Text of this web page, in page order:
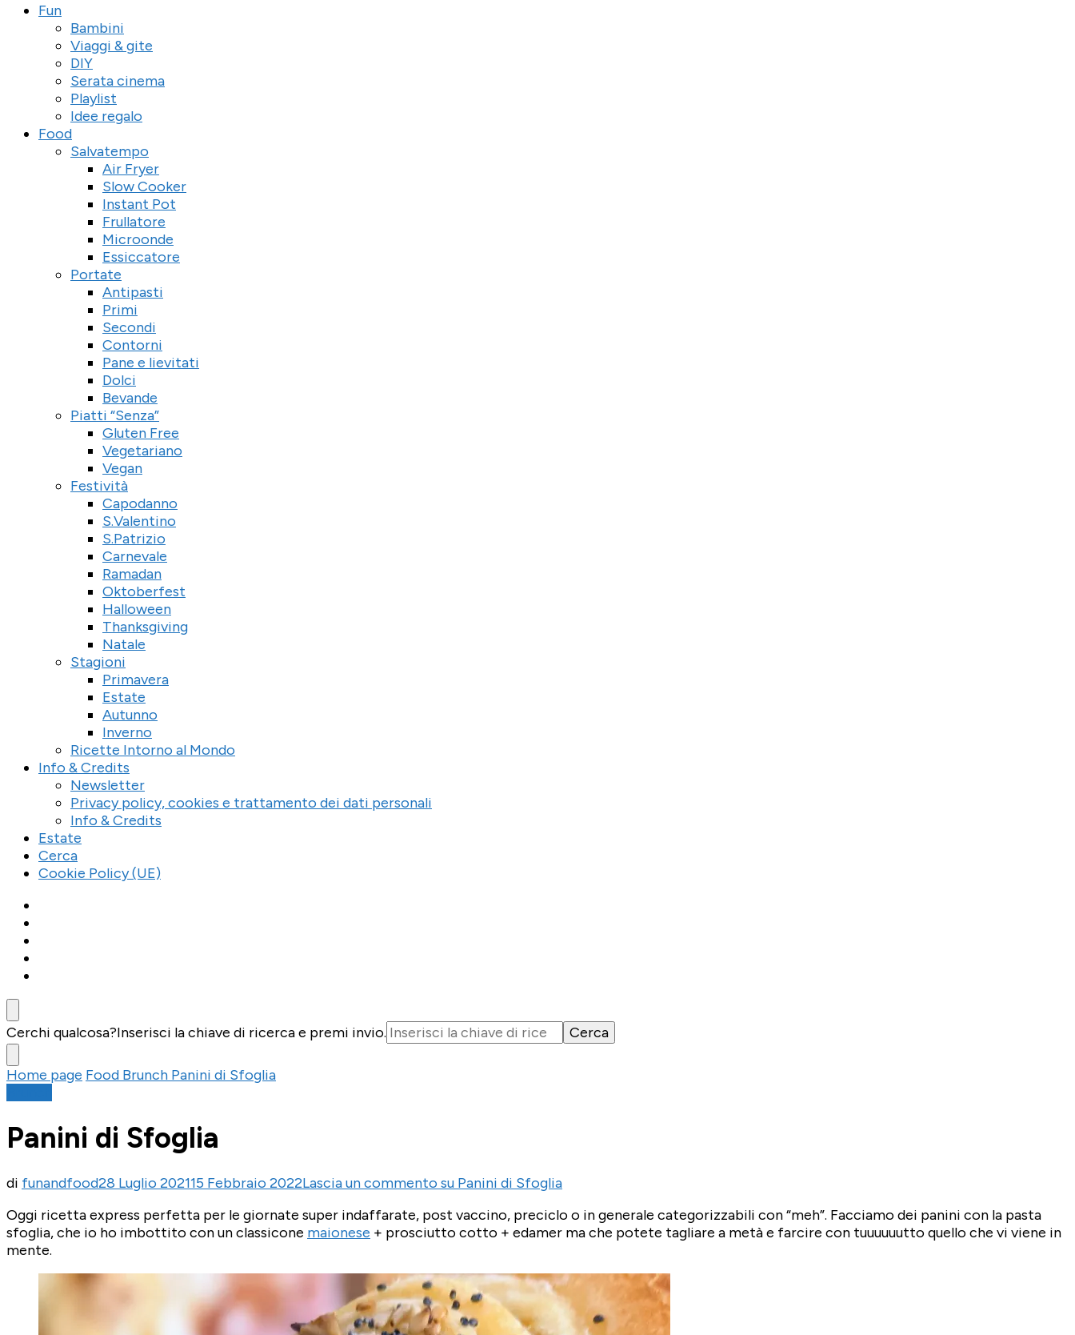
Fun
Bambini
Viaggi & gite
DIY
Serata cinema
Playlist
Idee regalo
Food
Salvatempo
Air Fryer
Slow Cooker
Instant Pot
Frullatore
Microonde
Essiccatore
Portate
Antipasti
Primi
Secondi
Contorni
Pane e lievitati
Dolci
Bevande
Piatti “Senza”
Gluten Free
Vegetariano
Vegan
Festività
Capodanno
S.Valentino
S.Patrizio
Carnevale
Ramadan
Oktoberfest
Halloween
Thanksgiving
Natale
Stagioni
Primavera
Estate
Autunno
Inverno
Ricette Intorno al Mondo
Info & Credits
Newsletter
Privacy policy, cookies e trattamento dei dati personali
Info & Credits
Estate
Cerca
Cookie Policy (UE)
Cerchi qualcosa?Inserisci la chiave di ricerca e premi invio.
Home page Food Brunch Panini di Sfoglia
Panini di Sfoglia
di funandfood28 Luglio 202115 Febbraio 2022Lascia un commento su Panini di Sfoglia
Oggi ricetta express perfetta per le giornate super indaffarate, post vaccino, preciclo o in generale categorizzabili con “meh”. Facciamo dei panini con la pasta
sfoglia, che io ho imbottito con un classicone maionese + prosciutto cotto + edamer ma che potete tagliare a metà e farcire con tuuuuuutto quello che vi viene in
mente.